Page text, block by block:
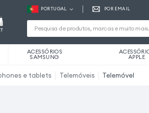
PORTUGAL POR EMAIL
ACESSÓRIOS
SAMSUNG APPLE
e tablets Telemóveis Telemóvel